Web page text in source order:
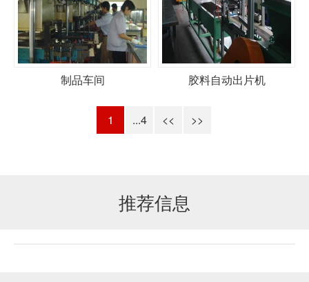
制品车间 胶料自动出片机
1 ...4 << >>
推荐信息